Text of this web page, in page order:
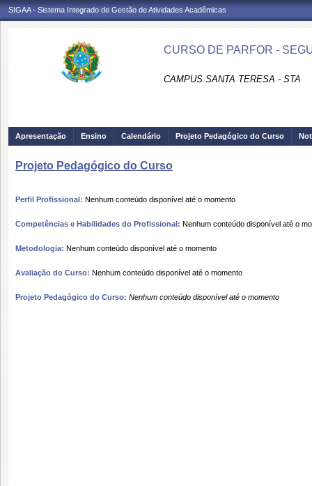
SIGAA - Sistema Integrado de Gestão de Atividades Acadêmicas
CURSO DE PARFOR -
CAMPUS SANTA TERESA - STA
Apresentação Ensino Calendário Projeto Pedagógico do Curso
Projeto Pedagógico do Curso
Perfil Profissional: Nenhum conteúdo disponível até o momento
Competências e Habilidades do Profissional: Nenhum conteúdo disponível até o
Metodologia: Nenhum conteúdo disponível até o momento
Avaliação do Curso: Nenhum conteúdo disponível até o momento
Projeto Pedagógico do Curso: Nenhum conteúdo disponível até o momento